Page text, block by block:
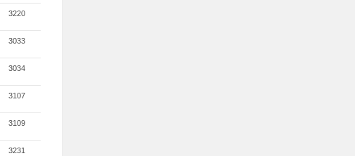
3220
3033
3034
3107
3109
3231